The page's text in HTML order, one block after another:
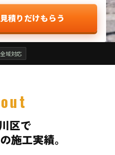
積りだけもらう
域対応
区で
施工実績。